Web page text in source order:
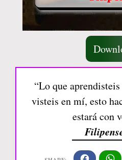
“Lo que
visteis en mí, esto
estará con